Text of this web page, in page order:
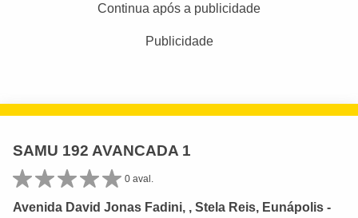
Continua após a publicidade
Publicidade
SAMU 192 AVANCADA 1
0 aval.
Avenida David Jonas Fadini, , Stela Reis, Eunápolis -